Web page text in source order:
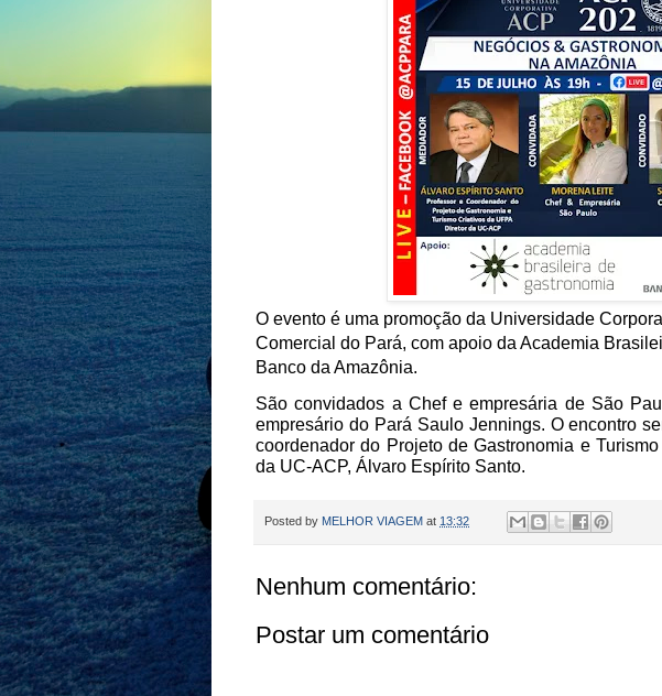
O evento é uma promoção da Universidade
Comercial do Pará, com apoio da Academia
Banco da Amazônia.
São convidados a Chef e empresária de São
empresário do Pará Saulo Jennings. O encontro
coordenador do Projeto de Gastronomia e
da UC-ACP, Álvaro Espírito Santo.
Posted by MELHOR VIAGEM at 13:32
Nenhum comentário:
Postar um comentário